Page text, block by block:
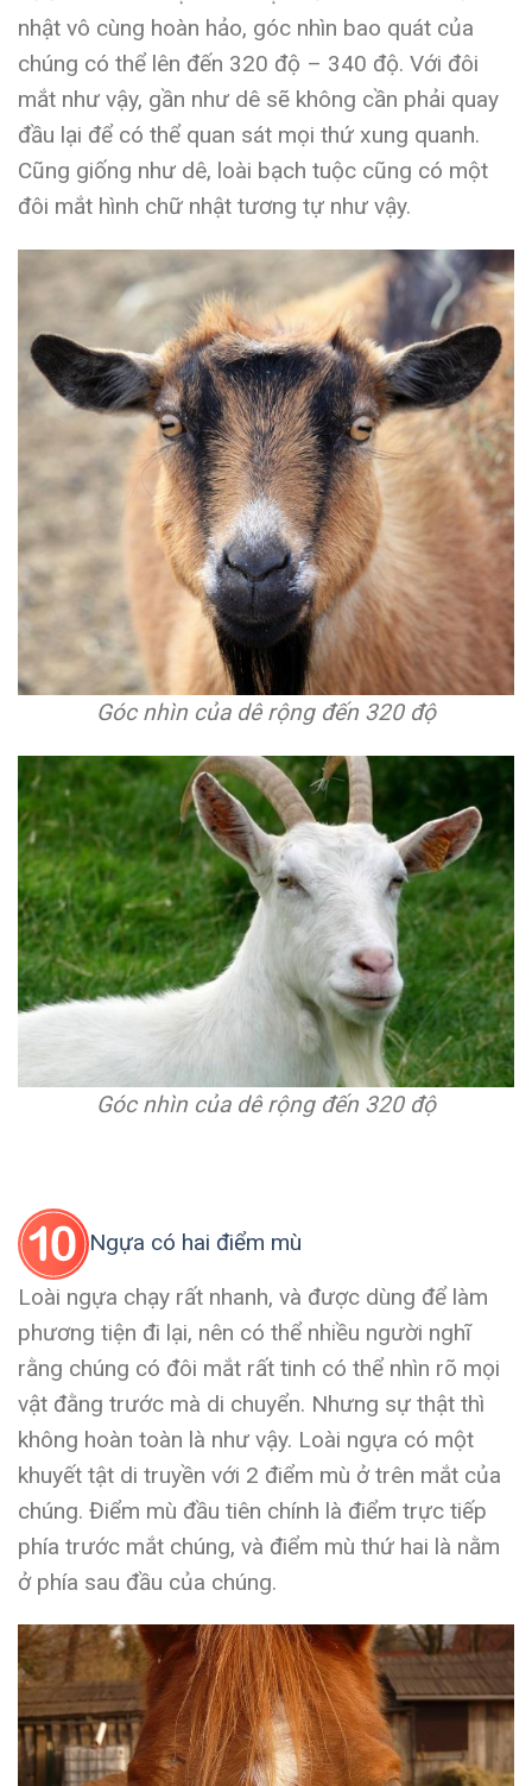
nhật vô cùng hoàn hảo, góc nhìn bao quát của
chúng có thể lên đến 320 độ – 340 độ. Với đôi
mắt như vậy, gần như dê sẽ không cần phải quay
đầu lại để có thể quan sát mọi thứ xung quanh.
Cũng giống như dê, loài bạch tuộc cũng có một
đôi mắt hình chữ nhật tương tự như vậy.
Góc nhìn của dê rộng đến 320 độ
Góc nhìn của dê rộng đến 320 độ
Ngựa có hai điểm mù
Loài ngựa chạy rất nhanh, và được dùng để làm
phương tiện đi lại, nên có thể nhiều người nghĩ
rằng chúng có đôi mắt rất tinh có thể nhìn rõ mọi
vật đằng trước mà di chuyển. Nhưng sự thật thì
không hoàn toàn là như vậy. Loài ngựa có một
khuyết tật di truyền với 2 điểm mù ở trên mắt của
chúng. Điểm mù đầu tiên chính là điểm trực tiếp
phía trước mắt chúng, và điểm mù thứ hai là nằm
ở phía sau đầu của chúng.